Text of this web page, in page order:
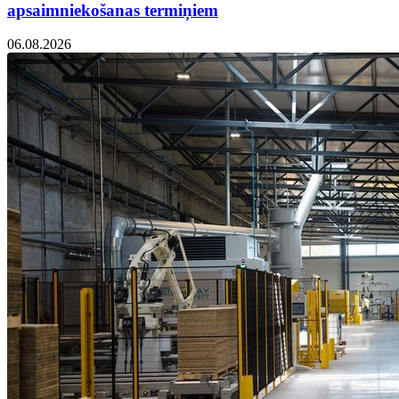
apsaimniekošanas termiņiem
06.08.2026